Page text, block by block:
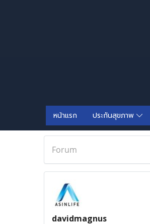
หน้าแรก ประกันสุขภาพ
Forum
davidmagnus